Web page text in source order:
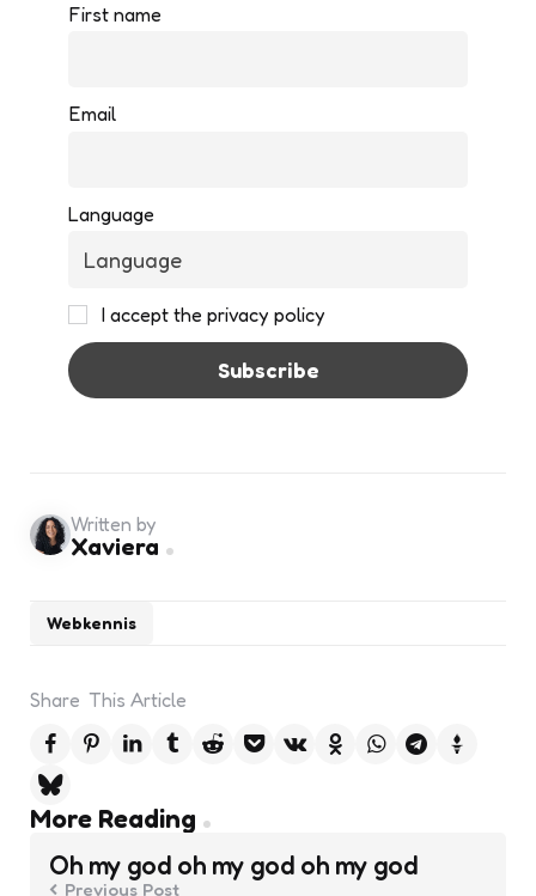
First name
Email
Language
I accept the privacy policy
Webkennis
Written by
Xaviera
Share This Article
More Reading
Post
navigation
Oh my god oh my god oh my god
Previous Post